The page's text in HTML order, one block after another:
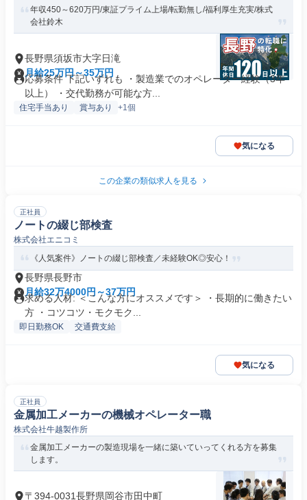
年収450～620万円/東証プライム上場/転勤無し/福利厚生充実/株式
会社鈴木
長野県須坂市大字日滝
月給25万円～35万円
応募条件 下記いずれも ・製造業でのオペレーター経験（3年
以上） ・交代勤務が可能な方...
住宅手当あり 賞与あり +1個
気になる
この企業の類似求人を見る
正社員
ノートの綴じ部検査
株式会社エニコミ
《人気案件》ノートの綴じ部検査／未経験OK◎安心！
長野県長野市
月給32万4000円～37万円
求める人材: ＜こんな方にオススメです＞ ・長期的に働きたい
方 ・コツコツ・モクモク...
即日勤務OK 交通費支給
気になる
正社員
金属加工メーカーの機械オペレーター職
株式会社牛越製作所
金属加工メーカーの製造現場を一緒に築いていってくれる方を募集
します。
〒394-0031長野県岡谷市田中町